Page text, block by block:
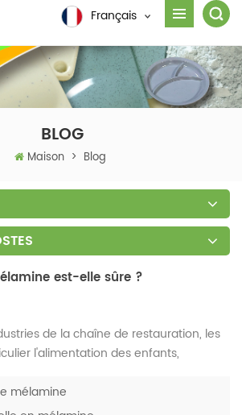
Français
BLOG
Maison > Blog
est-elle sûre ?
de la chaîne de restauration, les
l'alimentation des enfants,
en mélamine est largement utilisée
La vaisselle en mélamine est-elle sûre ?
mélamine